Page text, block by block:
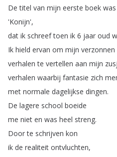
De titel van mijn eerste boek was
'Konijn',
dat ik schreef toen ik 6 jaar oud
Ik hield ervan om mijn verzonnen
verhalen te vertellen aan mijn
verhalen waarbij fantasie zich
met normale dagelijkse dingen.
De lagere school boeide
me niet en was heel streng.
Door te schrijven kon
ik de realiteit ontvluchten,